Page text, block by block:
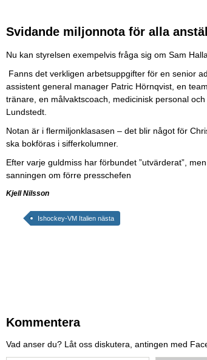
Svidande miljonnota för alla
Nu kan styrelsen exempelvis fråga sig om Sam
Fanns det verkligen arbetsuppgifter för en senior
assistent general manager Patric Hörnqvist, en
tränare, en målvaktscoach, medicinisk personal
Lundstedt.
Notan är i flermiljonklasasen – det blir något för
ska bokföras i sifferkolumner.
Efter varje guldmiss har förbundet ”utvärderat”,
sanningen om förre presschefen
Kjell Nilsson
Ishockey-VM Italien nästa
Kommentera
Vad anser du? Låt oss diskutera, antingen med